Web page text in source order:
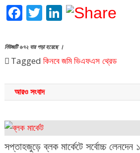
Facebook
Twitter
LinkedIn
নিউজটি ৬৭২ বার পড়া হয়েছে ।
Tagged কিনবে জমি ভিএফএস থ্রেড
আরও সংবাদ
সপ্তাহজুড়ে ব্লক মার্কেটে সর্বোচ্চ লেনদেন